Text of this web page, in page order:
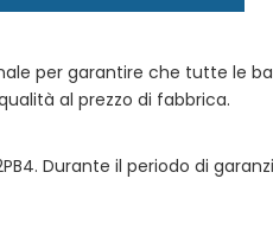
per garantire che tutte le
al prezzo di fabbrica.
. Durante il periodo di